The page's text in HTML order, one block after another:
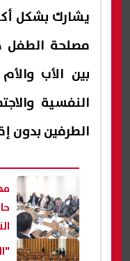
يشارك بشكل
مصلحة الطفل
بين الأب
النفسية
الطرفين بدون